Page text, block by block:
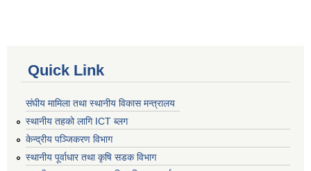
Quick Link
संघीय मामिला तथा स्थानीय विकास मन्त्रालय
स्थानीय तहको लागि ICT ब्लग
केन्द्रीय पञ्जिकरण विभाग
स्थानीय पूर्वाधार तथा कृषि सडक विभाग